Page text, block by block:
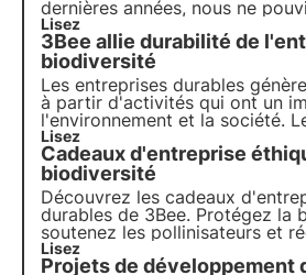
dernières années, nous ne
facteur clé : la diminution des
Nous avons trouvé un moyen
donnant la possibilité d'adopter
nectarifère.
Lisez
3Bee allie durabilité de
biodiversité
Les entreprises durables
à partir d'activités qui ont un
l'environnement et la société.
3Bee régénèrent la biodiversité.
comment être (plus) durable
la biodiversité en impliquant
Lisez
Cadeaux d'entreprise
biodiversité
Découvrez les cadeaux
durables de 3Bee. Protégez la
soutenez les pollinisateurs et
émissions de CO2.Offrez des
technologiques, des arbres à
Lisez
Projets de développement